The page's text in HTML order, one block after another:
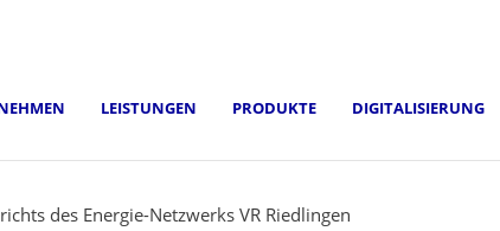
LEISTUNGEN PRODUKTE DIGITALISIERUNG
des Energie-Netzwerks VR Riedlingen